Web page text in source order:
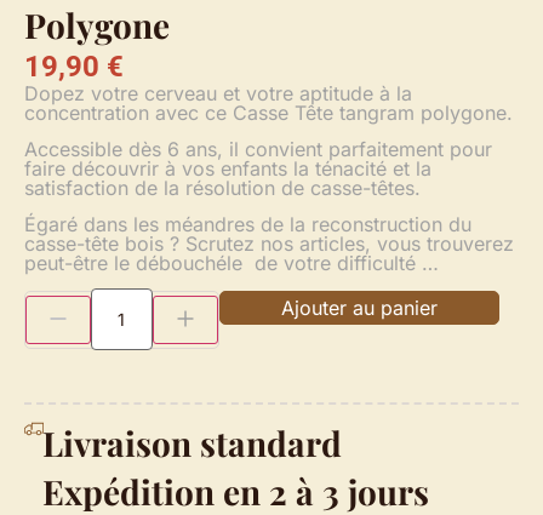
Polygone
19,90 €
Dopez votre cerveau et votre aptitude à la
concentration avec ce Casse Tête tangram polygone.
Accessible dès 6 ans, il convient parfaitement pour
faire découvrir à vos enfants la ténacité et la
satisfaction de la résolution de casse-têtes.
Égaré dans les méandres de la reconstruction du
casse-tête bois ? Scrutez nos articles, vous trouverez
peut-être le débouchéle de votre difficulté …
Ajouter au panier
Livraison standard
Expédition en 2 à 3 jours